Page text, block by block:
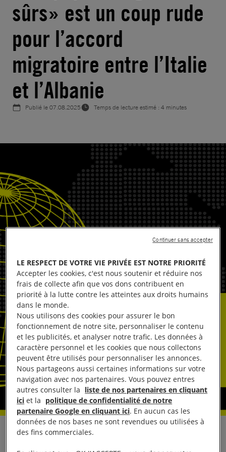
sûrs» est un coup rude
pour l’accord
migratoire entre l’Italie
et l’Albanie
Publié le07.08.2025 Temps de lecture estimé : 4 minutes
Réagissant à la décision rendue vendredi 1
par la Cour de justice de l’Union européenne
LE RESPECT DE VOTRE VIE PRIVÉE EST NOTRE PRIORITÉ
Accepter les cookies, c'est nous soutenir et réduire nos
frais de collecte afin que vos dons contribuent en
priorité à la lutte contre les atteintes aux droits humains
dans le monde.
Nous utilisons des cookies pour assurer le bon
fonctionnement de notre site, personnaliser le contenu
et les publicités, et analyser notre trafic. Les données à
caractère personnel et les cookies que nous collectons
peuvent être utilisés pour personnaliser les annonces.
Nous partageons aussi certaines informations sur votre
navigation avec nos partenaires. Vous pouvez entres
autres consulter la liste de nos partenaires en cliquant
ici et la politique de confidentialité de notre
partenaire Google en cliquant ici. En aucun cas les
données de nos bases ne sont revendues ou utilisées à
des fins commerciales.
Continuer sans accepter